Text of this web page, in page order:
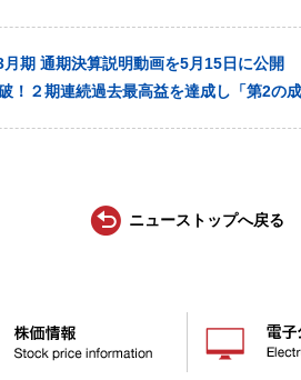
期 通期決算説明動画を5月15日に公開
！２期連続過去最高益を達成し「第2の
ニューストップへ戻る